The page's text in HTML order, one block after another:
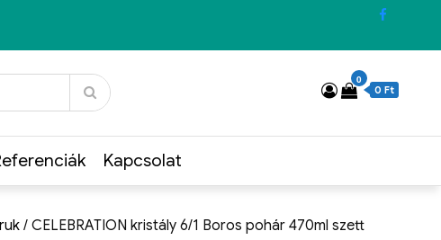
0
0 Ft
Kapcsolat
/ CELEBRATION kristály 6/1 Boros pohár 470ml szett